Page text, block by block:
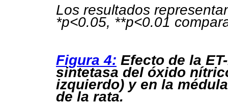
Los resultados
*p<0.05, **p<0.01
Figura 4: Efecto de la
sintetasa del óxido
izquierdo) y en la
de la rata.